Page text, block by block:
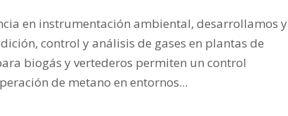
en instrumentación ambiental, desarrollamos y
control y análisis de gases en plantas de
biogás y vertederos permiten un control
de metano en entornos...